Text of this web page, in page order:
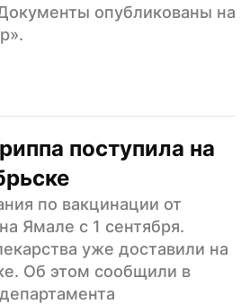
опубликованы на
поступила на
по вакцинации от
Ямале с 1 сентября.
уже доставили на
Об этом сообщили в